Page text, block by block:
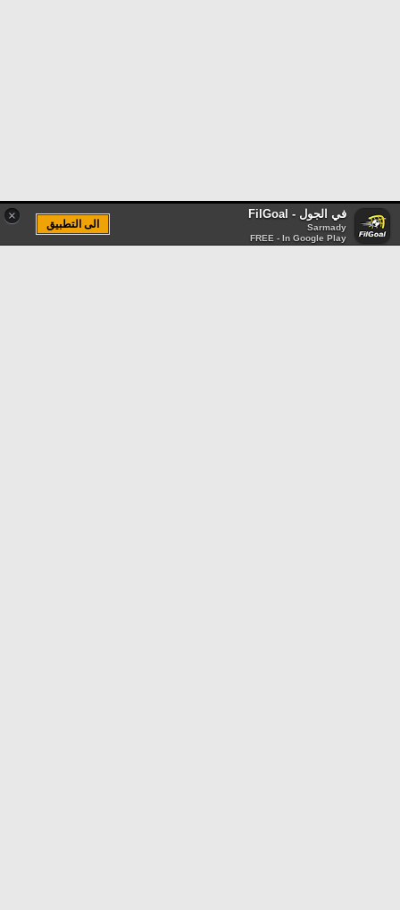
× في الجول - FilGoal
Sarmady
FREE - In Google Play
الى التطبيق